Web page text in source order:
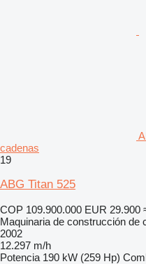
cadenas
19
ABG Titan 525
COP 109.900.000 EUR 29.900
Maquinaria de construcción de
2002
12.297 m/h
Potencia 190 kW (259 Hp)